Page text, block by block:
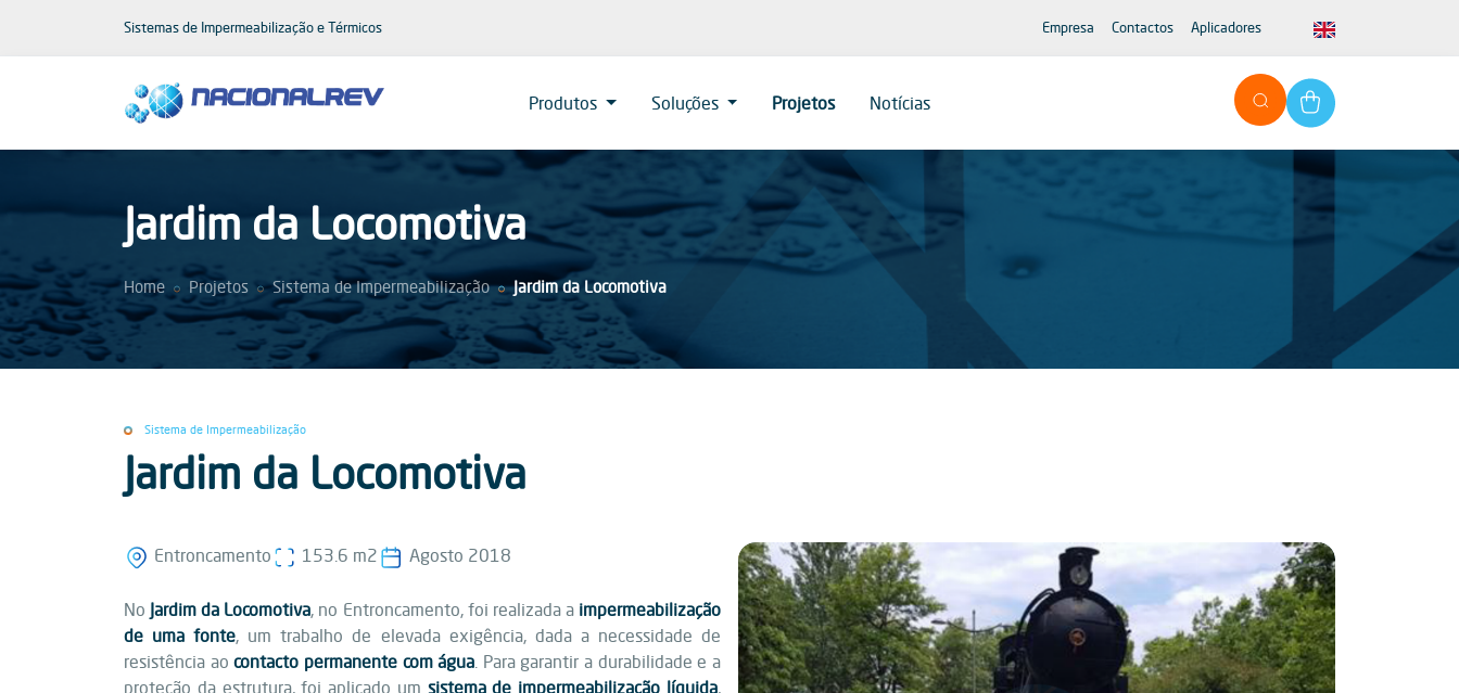
Sistemas de Impermeabilização e Térmicos Empresa Contactos Aplicadores
Produtos Soluções Projetos Notícias
Jardim da Locomotiva
Home Projetos Sistema de Impermeabilização Jardim da Locomotiva
Sistema de Impermeabilização
Jardim da Locomotiva
Entroncamento 153.6 m2 Agosto 2018
No Jardim da Locomotiva, no Entroncamento, foi realizada a impermeabilização
de uma fonte, um trabalho de elevada exigência, dada a necessidade de
resistência aocontacto permanente com água . Para garantir a durabilidade e a
proteção da estrutura, foi aplicado um sistema de impermeabilização líquida,